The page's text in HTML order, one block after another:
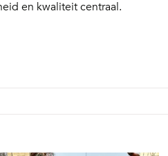
en kwaliteit centraal.